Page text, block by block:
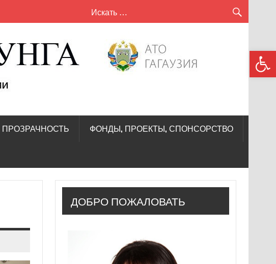
—
ПРОЗРАЧНОСТЬ ФОНДЫ, ПРОЕКТЫ, СПОНСОРСТВО
ДОБРО ПОЖАЛОВАТЬ